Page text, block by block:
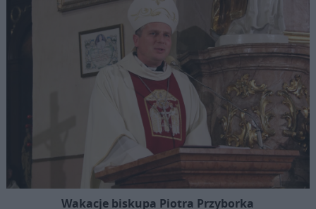
Wakacje biskupa Piotra Przyborka